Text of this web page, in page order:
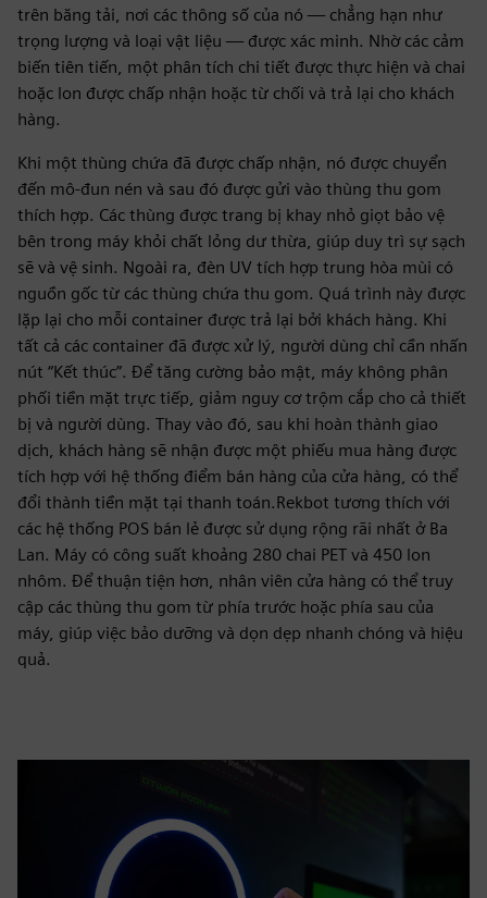
trên băng tải, nơi các thông số của nó — chẳng hạn như
trọng lượng và loại vật liệu — được xác minh. Nhờ các cảm
biến tiên tiến, một phân tích chi tiết được thực hiện và chai
hoặc lon được chấp nhận hoặc từ chối và trả lại cho khách
hàng.
Khi một thùng chứa đã được chấp nhận, nó được chuyển
đến mô-đun nén và sau đó được gửi vào thùng thu gom
thích hợp. Các thùng được trang bị khay nhỏ giọt bảo vệ
bên trong máy khỏi chất lỏng dư thừa, giúp duy trì sự sạch
sẽ và vệ sinh. Ngoài ra, đèn UV tích hợp trung hòa mùi có
nguồn gốc từ các thùng chứa thu gom. Quá trình này được
lặp lại cho mỗi container được trả lại bởi khách hàng. Khi
tất cả các container đã được xử lý, người dùng chỉ cần nhấn
nút “Kết thúc”. Để tăng cường bảo mật, máy không phân
phối tiền mặt trực tiếp, giảm nguy cơ trộm cắp cho cả thiết
bị và người dùng. Thay vào đó, sau khi hoàn thành giao
dịch, khách hàng sẽ nhận được một phiếu mua hàng được
tích hợp với hệ thống điểm bán hàng của cửa hàng, có thể
đổi thành tiền mặt tại thanh toán.Rekbot tương thích với
các hệ thống POS bán lẻ được sử dụng rộng rãi nhất ở Ba
Lan. Máy có công suất khoảng 280 chai PET và 450 lon
nhôm. Để thuận tiện hơn, nhân viên cửa hàng có thể truy
cập các thùng thu gom từ phía trước hoặc phía sau của
máy, giúp việc bảo dưỡng và dọn dẹp nhanh chóng và hiệu
quả.